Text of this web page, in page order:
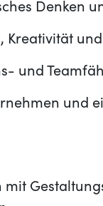
Denken
Kreativität
und
und
mit